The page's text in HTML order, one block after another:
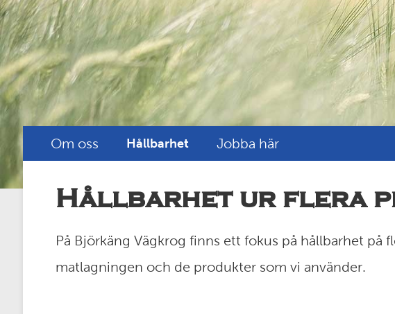
Om oss Hållbarhet Jobba här
Hållbarhet ur flera
På Björkäng Vägkrog finns ett fokus på hållbarhet på
matlagningen och de produkter som vi använder.